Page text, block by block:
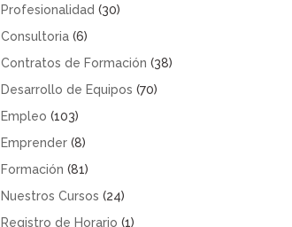
Profesionalidad (30)
Consultoria (6)
Contratos de Formación (38)
Desarrollo de Equipos (70)
Empleo (103)
Emprender (8)
Formación (81)
Nuestros Cursos (24)
Registro de Horario (1)